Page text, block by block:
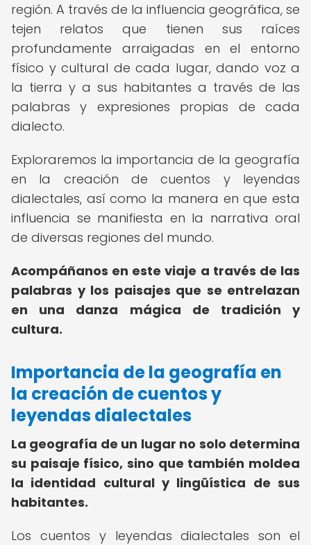
región. A través de la influencia geográfica, se
tejen relatos que tienen sus raíces
profundamente arraigadas en el entorno
físico y cultural de cada lugar, dando voz a
la tierra y a sus habitantes a través de las
palabras y expresiones propias de cada
dialecto.
Exploraremos la importancia de la geografía
en la creación de cuentos y leyendas
dialectales, así como la manera en que esta
influencia se manifiesta en la narrativa oral
de diversas regiones del mundo.
Acompáñanos en este viaje a través de las
palabras y los paisajes que se entrelazan
en una danza mágica de tradición y
cultura.
Importancia de la geografía en
la creación de cuentos y
leyendas dialectales
La geografía de un lugar no solo determina
su paisaje físico, sino que también moldea
la identidad cultural y lingüística de sus
habitantes.
Los cuentos y leyendas dialectales son el